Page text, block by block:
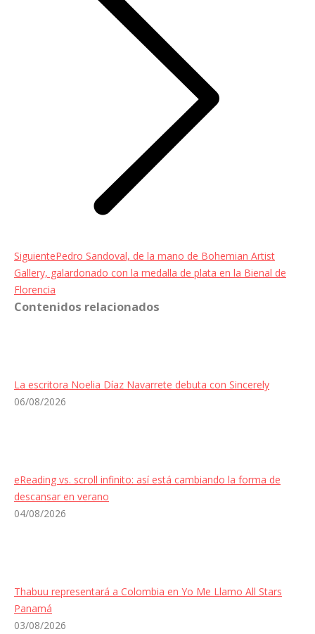
SiguienteEntrada
siguiente:
Pedro Sandoval, de la mano de Bohemian Artist
Gallery, galardonado con la medalla de plata en la Bienal de
Florencia
Contenidos relacionados
La escritora Noelia Díaz Navarrete debuta con Sincerely
06/08/2026
eReading vs. scroll infinito: así está cambiando la forma de
descansar en verano
04/08/2026
Thabuu representará a Colombia en Yo Me Llamo All Stars
Panamá
03/08/2026